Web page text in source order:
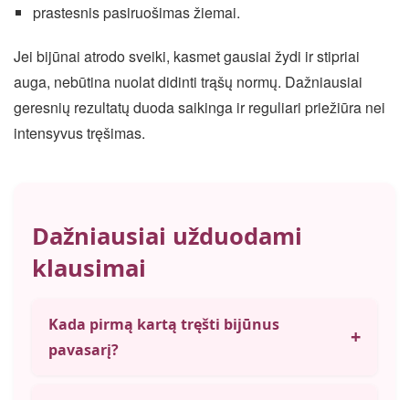
prastesnis pasiruošimas žiemai.
Jei bijūnai atrodo sveiki, kasmet gausiai žydi ir stipriai
auga, nebūtina nuolat didinti trąšų normų. Dažniausiai
geresnių rezultatų duoda saikinga ir reguliari priežiūra nei
intensyvus tręšimas.
Dažniausiai užduodami
klausimai
Kada pirmą kartą tręšti bijūnus
pavasarį?
+